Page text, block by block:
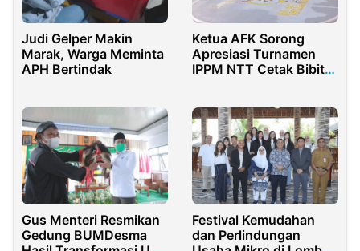
Judi Gelper Makin
Marak, Warga Meminta
APH Bertindak
Ketua AFK Sorong
Apresiasi Turnamen
IPPM NTT Cetak Bibit
Gus Menteri Resmikan
Gedung BUMDesma
Festival Kemudahan
dan Perlindungan